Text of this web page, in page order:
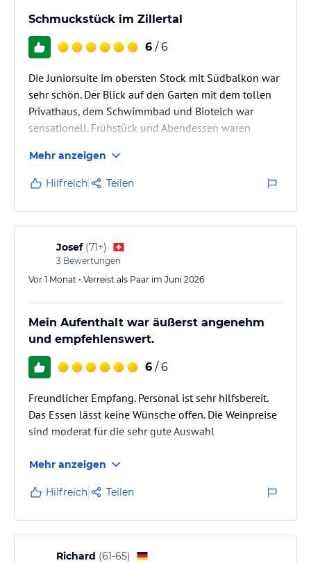
ohne Gewähr und ohne Prüfung durch HolidayCheck. Bitte
lies vor der Buchung die verbindlichen
jeweiligen Veranstalters.
Schmuckstück im Zillertal
6 / 6
Die Juniorsuite im obersten Stock mit Südbalkon war
sehr schön. Der Blick auf den Garten mit dem tollen
Privathaus, dem Schwimmbad und Bioteich war
sensationell. Frühstück und Abendessen waren
freundlich und die Kapelle ist wunderschön. Dass der
Hinweis vom Hotel bezüglich Garderobe zum
Abendessen, besonders von der Männerwelt, nicht
eingehalten wurde, hat ins etwas verwundert.
Allgemein, tolles Hotel das meine Gattin und ich nur
weiterempfehlen können.
Erwin und…
Mehr anzeigen
Hilfreich Teilen
Josef (71+)
3 Bewertungen
Vor 1 Monat • Verreist als Paar im Juni 2026
Mein Aufenthalt war äußerst angenehm
und empfehlenswert.
6 / 6
Freundlicher Empfang. Personal ist sehr hilfsbereit.
Das Essen lässt keine Wünsche offen. Die Weinpreise
sind moderat für die sehr gute Auswahl
Mehr anzeigen
Hilfreich Teilen
Richard (61-65)